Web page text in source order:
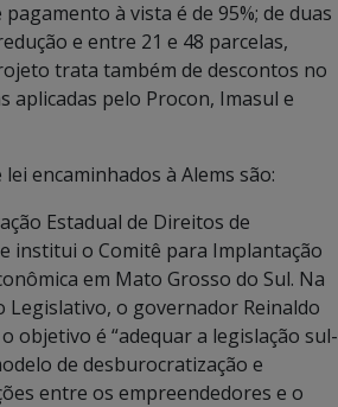
à vista é de 95%; de duas
e entre 21 e 48 parcelas,
trata também de descontos no
aplicadas pelo Procon, Imasul e
encaminhados à Alems são:
Estadual de Direitos de
institui o Comitê para Implantação
em Mato Grosso do Sul. Na
Legislativo, o governador Reinaldo
objetivo é “adequar a legislação sul-
de desburocratização e
entre os empreendedores e o